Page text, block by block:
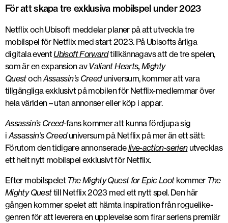
För att skapa tre exklusiva mobilspel under 2023
Netflix och Ubisoft meddelar planer på att utveckla tre
mobilspel för Netflix med start 2023. På Ubisofts årliga
digitala event UbisoftForwardtillkännagavs att de tre spelen,
som är en expansion av Valiant Hearts,Mighty
QuestochAssassin’s Creed universum, kommer att vara
tillgängliga exklusivt på mobilen för Netflix-medlemmar över
hela världen – utan annonser eller köp i appar.
Assassin’s Creed-fans kommer att kunna fördjupa sig
i Assassin’s Creeduniversum på Netflix på mer än ett sätt:
Förutom den tidigare annonseradelive-action-serienutvecklas
ett helt nytt mobilspel exklusivt för Netflix.
Efter mobilspelet The Mighty Quest for Epic Lootkommer The
Mighty Questtill Netflix 2023 med ett nytt spel. Den här
gången kommer spelet att hämta inspiration från roguelike-
genren för att leverera en upplevelse som firar seriens premiär